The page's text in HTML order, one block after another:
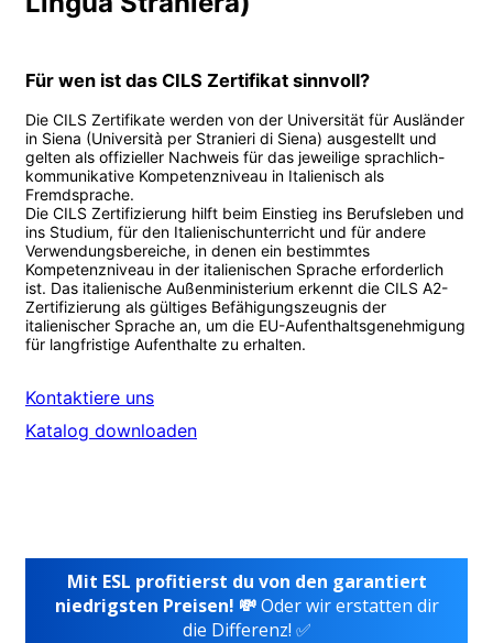
Für wen ist das CILS Zertifikat sinnvoll?
Die CILS Zertifikate werden von der Universität für Ausländer
in Siena (Università per Stranieri di Siena) ausgestellt und
gelten als offizieller Nachweis für das jeweilige sprachlich-
kommunikative Kompetenzniveau in Italienisch als
Fremdsprache.
Die CILS Zertifizierung hilft beim Einstieg ins Berufsleben und
ins Studium, für den Italienischunterricht und für andere
Verwendungsbereiche, in denen ein bestimmtes
Kompetenzniveau in der italienischen Sprache erforderlich
ist. Das italienische Außenministerium erkennt die CILS A2-
Zertifizierung als gültiges Befähigungszeugnis der
italienischer Sprache an, um die EU-Aufenthaltsgenehmigung
für langfristige Aufenthalte zu erhalten.
Kontaktiere uns
Katalog downloaden
Mit ESL profitierst du von den garantiert
niedrigsten Preisen! 💸Oder wir erstatten dir
die Differenz! ✅